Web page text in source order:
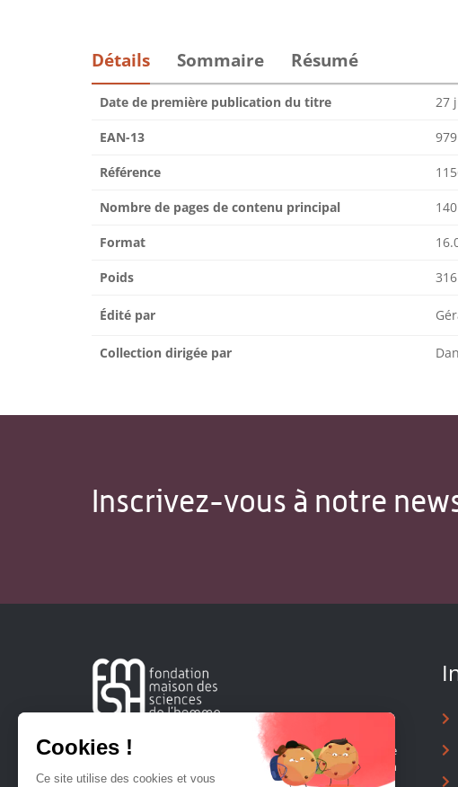
Détails Sommaire Résumé
Date de première publication du titre 27
EAN-13
Référence
Nombre de pages de contenu principal 140
Format
Poids
Édité par
Collection dirigée par
Inscrivez-vous à notre
Créée en 1963, la Fondation Maison Sciences de l'Homme
soutient la recherche et la diffusion des connaissances en
sciences humaines et sociales.